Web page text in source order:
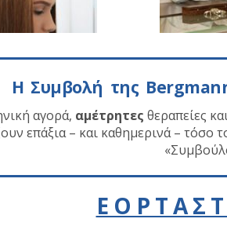
Η Συμβολή της
αγορά, αμέτρητες θεραπείες
επάξια – και καθημερινά – τόσο
Ε Ο Ρ Τ Α Σ